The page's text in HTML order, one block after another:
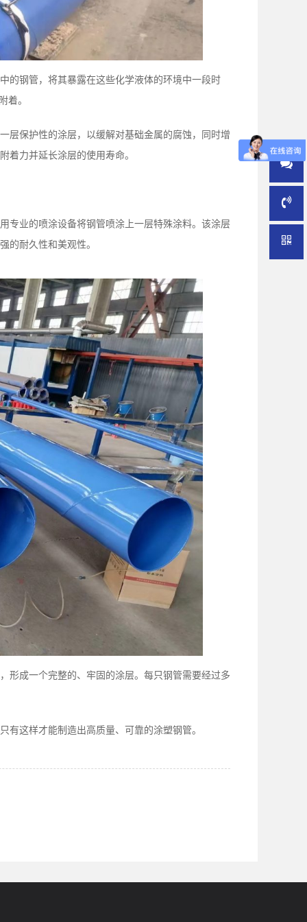
的钢管，将其暴露在这些化学液体的环境中一段时
着。
层保护性的涂层，以缓解对基础金属的腐蚀，同时增
着力并延长涂层的使用寿命。
专业的喷涂设备将钢管喷涂上一层特殊涂料。该涂层
的耐久性和美观性。
形成一个完整的、牢固的涂层。每只钢管需要经过多
这样才能制造出高质量、可靠的涂塑钢管。